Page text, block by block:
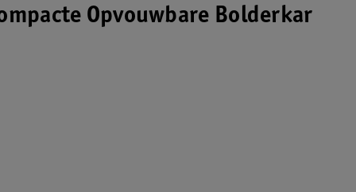
Opvouwbare Bolderkar